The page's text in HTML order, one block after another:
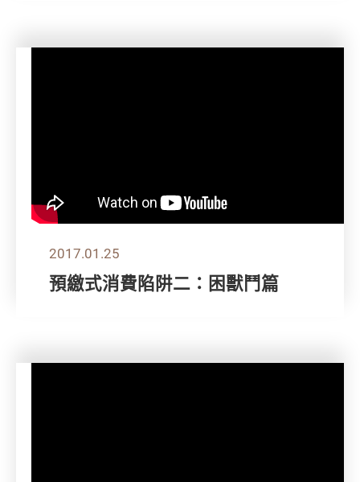
2017.01.25
預繳式消費陷阱二：困獸鬥篇